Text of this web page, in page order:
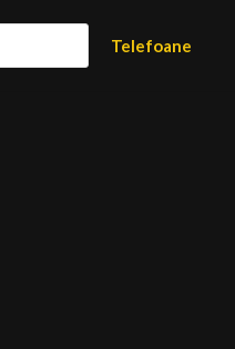
Telefoane